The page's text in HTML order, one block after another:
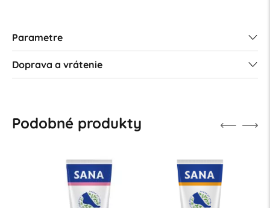
Parametre
Doprava a vrátenie
Podobné produkty